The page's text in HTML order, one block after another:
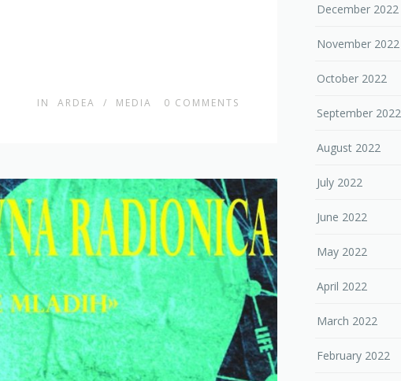
IN ARDEA / MEDIA 0 COMMENTS
December 2022
November 2022
October 2022
September 2022
August 2022
July 2022
June 2022
May 2022
April 2022
March 2022
February 2022